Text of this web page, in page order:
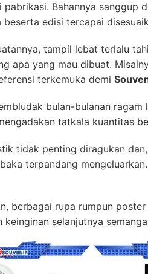
Bahannya sanggup
edisi tercapai
tampil lebat terlalu
apa yang mau dibuat.
terkemuka demi
bulan-bulanan
tatkala kuantitas
tidak penting diragukan
terpandang
berbagai rupa rumpun
keinginan selanjutnya